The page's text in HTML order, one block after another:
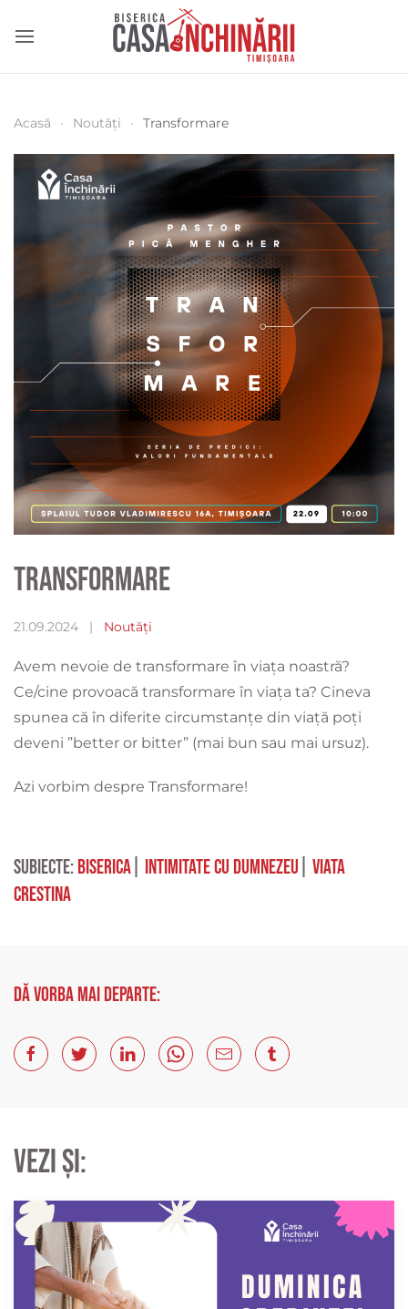
Acasă Noutăți Transformare
Transformare
21.09.2024 | Noutăți
Avem nevoie de transformare în viața noastră?
Ce/cine provoacă transformare în viața ta? Cineva
spunea că în diferite circumstanțe din viață poți
deveni ”better or bitter” (mai bun sau mai ursuz).
Azi vorbim despre Transformare!
Subiecte:biserica intimitate cu Dumnezeu viata
crestina
Dă vorba mai departe:
Vezi și: